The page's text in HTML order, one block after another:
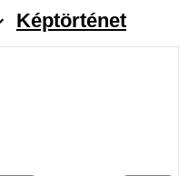
Képtörténet